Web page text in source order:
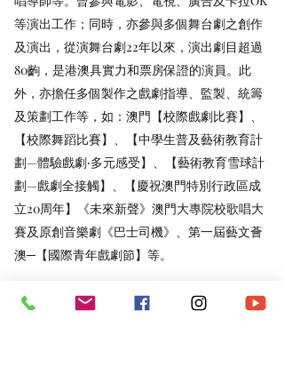
等演出工作；同時，亦參與多個舞台劇之創作
及演出，從演舞台劇22年以來，演出劇目超過
80齣，是港澳具實力和票房保證的演員。此
外，亦擔任多個製作之戲劇指導、監製、統籌
及策劃工作等，如：澳門【校際戲劇比賽】、
【校際舞蹈比賽】、【中學生普及藝術教育計
劃—體驗戲劇‧多元感受】、【藝術教育雪球計
劃—戲劇全接觸】、【慶祝澳門特別行政區成
立20周年】《未來新聲》澳門大專院校歌唱大
賽及原創音樂劇《巴士司機》、第一屆藝文薈
澳─【國際青年戲劇節】等。